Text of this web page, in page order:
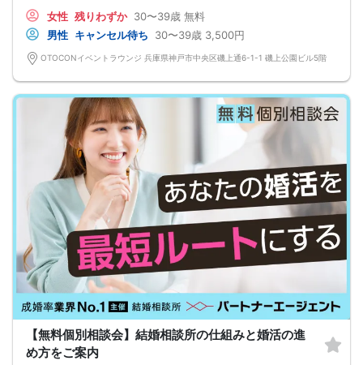
15分前から受付です。
↓
・プロフィールカード記入
婚活に特化した、OTOCON（オトコン）オリジナルの内容です。
↓
・1対1の自己紹介タイム(約6～12分)
プロフィールカードを使用してお話ください。
気になる方にはアプローチカードを利用して連絡先を渡してみましょう！
※トークタイムは1回のみです。
・第一印象カード回収・返却
※お話しやすかった方のチェックはトークタイム中にお願い致します。
・リクエストカード記入
カップルを決める、最終投票カードです。
第一希望～第三希望までご記入頂けます。
・カップリング
カップルになられた方は、パーティー終了後
お二人でのお時間をお過ごしくださいませ。
※本イベントの最少催行人数は男女各3名です。
す。
その際は開始時刻の3時間前後にご連絡致します。
-------------------------------------------------------
当日の持ち物
・ご本人様確認書類（運転免許証・保険証など生年月日の記載がある公的な証明
女性 残りわずか 30〜39歳 無料
男性 キャンセル待ち 30〜39歳 3,500円
OTOCONイベントラウンジ 兵庫県神戸市中央区磯上通6-1-1 磯上公園ビル5階
【無料個別相談会】結婚相談所の仕組みと婚活の進
め方をご案内